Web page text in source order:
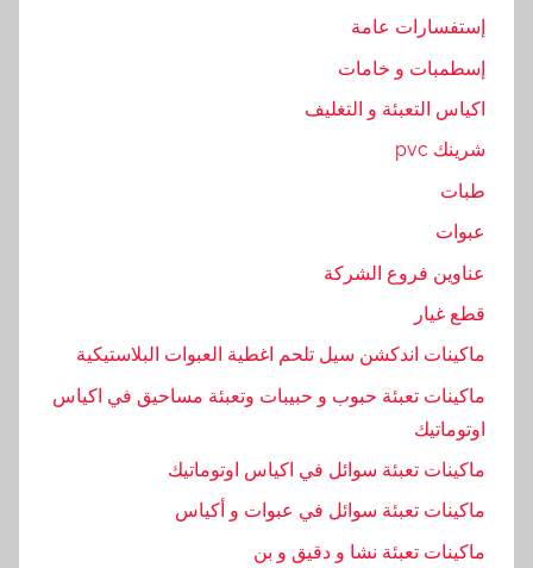
,
ص
ن
ا
,
ع
إستفسارات عامة
إسطمبات و خامات
اكياس التعبئة و التغليف
شرينك pvc
طبات
عبوات
عناوين فروع الشركة
قطع غيار
ماكينات اندكشن سيل تلحم اغطية العبوات البلاستيكية
ماكينات تعبئة حبوب و حبيبات وتعبئة مساحيق في اكياس
اوتوماتيك
ماكينات تعبئة سوائل في اكياس اوتوماتيك
ماكينات تعبئة سوائل في عبوات و أكياس
ماكينات تعبئة نشا و دقيق و بن